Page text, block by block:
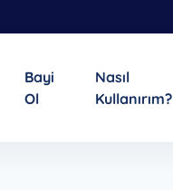
Bayi
Ol
Nasıl
Kullanırım?